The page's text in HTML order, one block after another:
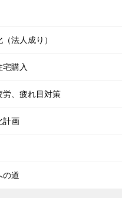
法人成り）
宅購入
労、疲れ目対策
計画
の道